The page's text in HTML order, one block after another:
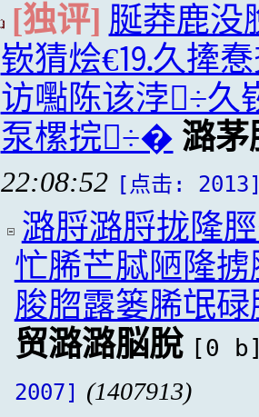
[独评] 脠莽鹿
嵚猜烩€⒚久撁
访嚸陈该浡÷久
泵樏捖÷� 潞茅
22:08:52 [点击:
潞脟潞脟拢隆
忙脪芒脦陋隆
脧脗露篓脪氓
贸潞潞脳脫 [0
2007] (1407913)